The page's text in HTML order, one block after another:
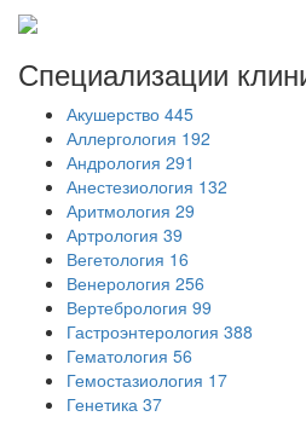
Специализации
Акушерство 445
Аллергология 192
Андрология 291
Анестезиология 132
Аритмология 29
Артрология 39
Вегетология 16
Венерология 256
Вертебрология 99
Гастроэнтерология 388
Гематология 56
Гемостазиология 17
Генетика 37